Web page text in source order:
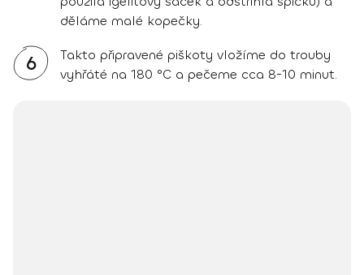
děláme malé kopečky.
6
Takto připravené piškoty vložíme do trouby
vyhřáté na 180 °C a pečeme cca 8-10 minut.